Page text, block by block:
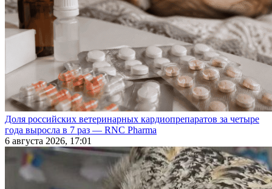
Доля российских ветеринарных кардиопрепаратов за четыре
года выросла в 7 раз — RNC Pharma
6 августа 2026, 17:01